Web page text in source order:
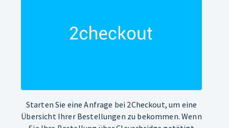
Starten Sie eine Anfrage bei 2Checkout, um eine
Übersicht Ihrer Bestellungen zu bekommen. Wenn